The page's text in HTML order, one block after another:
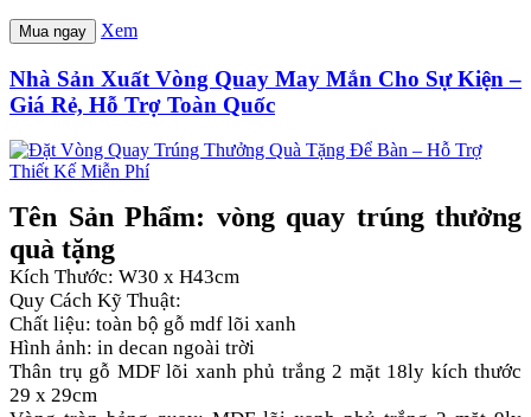
Mua ngay Xem
Nhà Sản Xuất Vòng Quay May Mắn Cho Sự Kiện –
Giá Rẻ, Hỗ Trợ Toàn Quốc
Tên Sản Phẩm: vòng quay trúng thưởng
quà tặng
Kích Thước: W30 x H43cm
Quy Cách Kỹ Thuật:
Chất liệu: toàn bộ gỗ mdf lõi xanh
Hình ảnh: in decan ngoài trời
Thân trụ gỗ MDF lõi xanh phủ trắng 2 mặt 18ly kích thước
29 x 29cm